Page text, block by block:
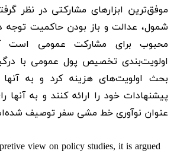
موفق‌ترین ابزارهای مشارکتی در نظر
محبوب برای مشارکت عمومی است
اولویت‌بندی تخصیص پول عمومی با
بحث اولویت‌های هزینه کرد و به آنها
پیشنهادات خود را ارائه کنند و به آنها
عنوان نوآوری خط مشی سفر توصیف
view on policy studies, it is argued